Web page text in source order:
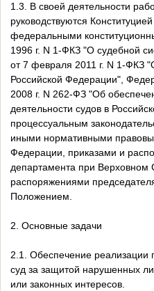
1.3. В своей деятельности
руководствуются
федеральными
1996 г. N 1-ФКЗ "О судебной
от 7 февраля 2011 г. N 1-ФКЗ
Российской Федерации",
2008 г. N 262-ФЗ "Об
деятельности судов в
процессуальным
иными нормативными
Федерации, приказами и
департамента при Верховном
распоряжениями
Положением.
2. Основные задачи
2.1. Обеспечение реализации
суд за защитой нарушенных
или законных интересов.